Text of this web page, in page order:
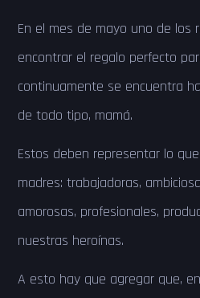
En el mes de mayo uno de los
encontrar el regalo perfecto
continuamente se encuentra
de todo tipo, mamá.
Estos deben representar lo
madres: trabajadoras,
amorosas, profesionales,
nuestras heroínas.
A esto hay que agregar que,